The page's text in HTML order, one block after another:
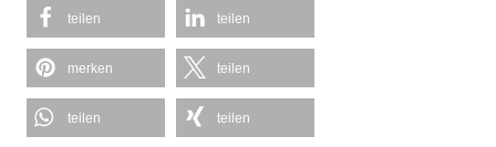
teilen teilen
merken teilen
teilen teilen